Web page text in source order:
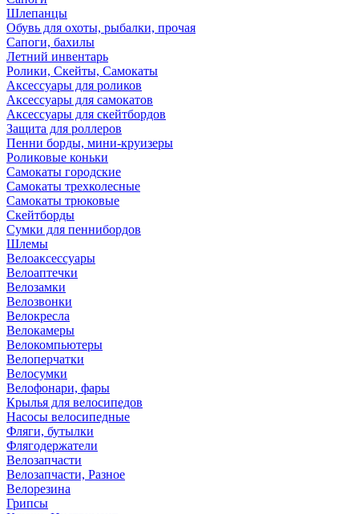
Шлепанцы
Обувь для охоты, рыбалки, прочая
Сапоги, бахилы
Летний инвентарь
Ролики, Скейты, Самокаты
Аксессуары для роликов
Аксессуары для самокатов
Аксессуары для скейтбордов
Защита для роллеров
Пенни борды, мини-круизеры
Роликовые коньки
Самокаты городские
Самокаты трехколесные
Самокаты трюковые
Скейтборды
Сумки для пеннибордов
Шлемы
Велоаксессуары
Велоаптечки
Велозамки
Велозвонки
Велокресла
Велокамеры
Велокомпьютеры
Велоперчатки
Велосумки
Велофонари, фары
Крылья для велосипедов
Насосы велосипедные
Фляги, бутылки
Флягодержатели
Велозапчасти
Велозапчасти, Разное
Велорезина
Грипсы